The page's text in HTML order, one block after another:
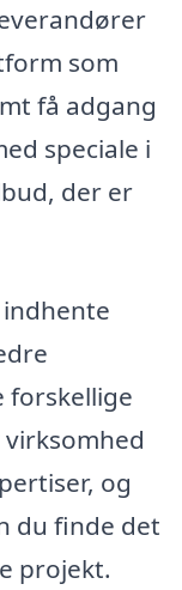
som
få adgang
speciale i
der er
forskellige
og
du finde det
projekt.